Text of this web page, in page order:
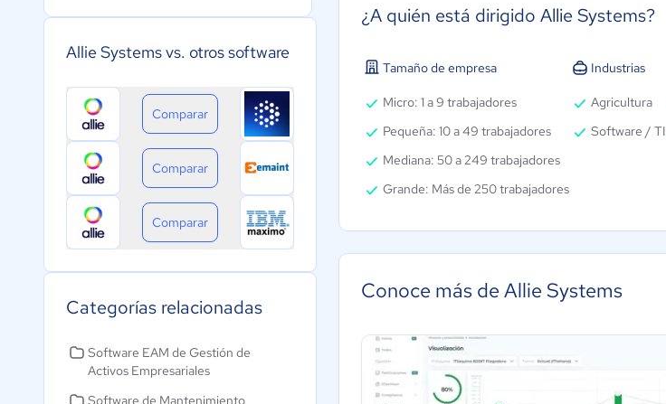
Allie Systems vs. otros software
Comparar
Comparar
Comparar
Categorías relacionadas
Software EAM de Gestión de
Activos Empresariales
Software de Mantenimiento
¿A quién está dirigido Allie Systems?
Tamaño de empresa
Micro: 1 a 9 trabajadores
Pequeña: 10 a 49 trabajadores
Mediana: 50 a 249 trabajadores
Grande: Más de 250 trabajadores
Industrias
Agricultura
Software / TI
Conoce más de Allie Systems